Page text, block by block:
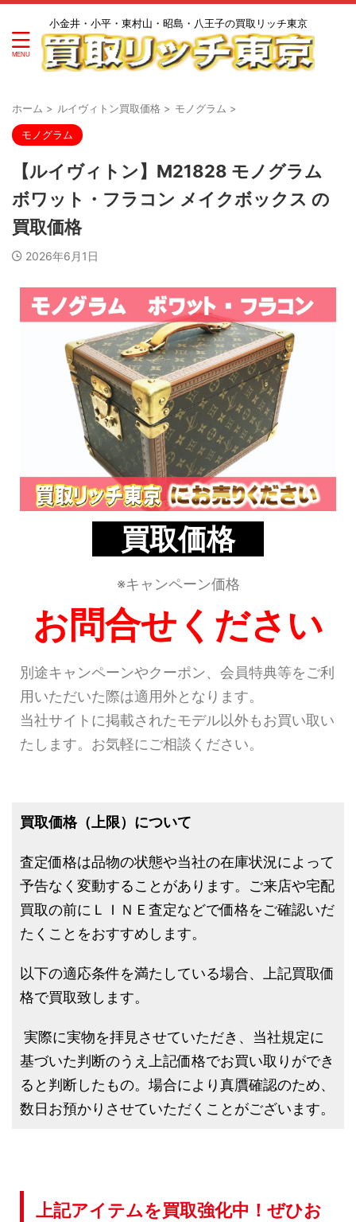
小金井・小平・東村山・昭島・八王子の買取リッチ東京
ホーム > ルイヴィトン買取価格 > モノグラム >
モノグラム
【ルイヴィトン】M21828 モノグラム
ボワット・フラコン メイクボックス の
買取価格
2026年6月1日
買取価格
※キャンペーン価格
お問合せください
別途キャンペーンやクーポン、会員特典等をご利
用いただいた際は適用外となります。
当社サイトに掲載されたモデル以外もお買い取い
たします。お気軽にご相談ください。
買取価格（上限）について
査定価格は品物の状態や当社の在庫状況によって
予告なく変動することがあります。ご来店や宅配
買取の前にＬＩＮＥ査定などで価格をご確認いだ
たくことをおすすめします。
以下の適応条件を満たしている場合、上記買取価
格で買取致します。
実際に実物を拝見させていただき、当社規定に
基づいた判断のうえ上記価格でお買い取りができ
ると判断したもの。場合により真贋確認のため、
数日お預かりさせていただくことがございます。
上記アイテムを買取強化中！ぜひお